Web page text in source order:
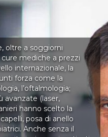
oltre a soggiorni
cure mediche a prezzi
internazionale, la
forza come la
l’oftalmologia;
avanzate (laser,
hanno scelto la
posa di anello
Anche senza il